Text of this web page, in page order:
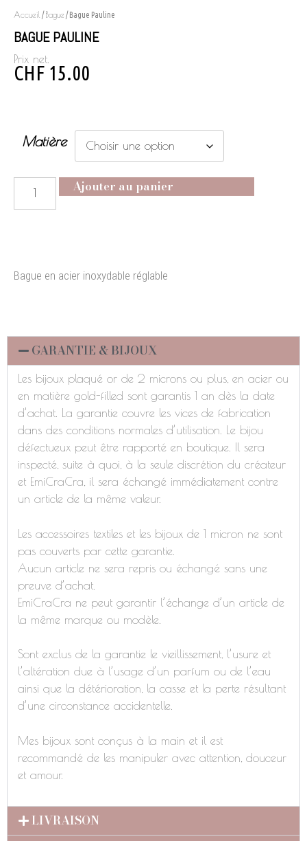
Accueil /Bague / Bague Pauline
BAGUE PAULINE
Prix net.
CHF 15.00
Matière
Ajouter au panier
Bague en acier inoxydable réglable
GARANTIE & BIJOUX
Les bijoux plaqué or de 2 microns ou plus, en acier ou
en matière gold-filled sont garantis 1 an dès la date
d’achat. La garantie couvre les vices de fabrication
dans des conditions normales d’utilisation. Le bijou
défectueux peut être rapporté en boutique. Il sera
inspecté, suite à quoi, à la seule discrétion du créateur
et EmiCraCra, il sera échangé immédiatement contre
un article de la même valeur.
Les accessoires textiles et les bijoux de 1 micron ne sont
pas couverts par cette garantie.
Aucun article ne sera repris ou échangé sans une
preuve d’achat.
EmiCraCra ne peut garantir l’échange d’un article de
la même marque ou modèle.
Sont exclus de la garantie le vieillissement, l’usure et
l’altération due à l’usage d’un parfum ou de l’eau
ainsi que la détérioration, la casse et la perte résultant
d’une circonstance accidentelle.
Mes bijoux sont conçus à la main et il est
recommandé de les manipuler avec attention, douceur
et amour.
LIVRAISON